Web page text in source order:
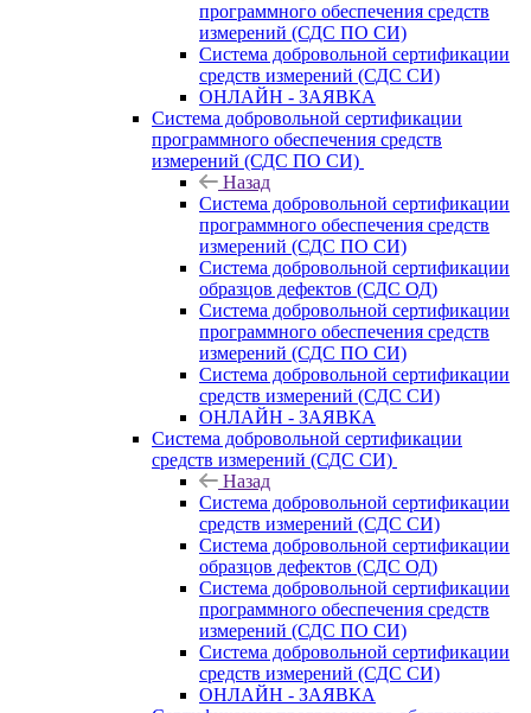
программного обеспечения средств
измерений (СДС ПО СИ)
Система добровольной сертификации
средств измерений (СДС СИ)
ОНЛАЙН - ЗАЯВКА
Система добровольной сертификации
программного обеспечения средств
измерений (СДС ПО СИ)
Назад
Система добровольной сертификации
программного обеспечения средств
измерений (СДС ПО СИ)
Система добровольной сертификации
образцов дефектов (СДС ОД)
Система добровольной сертификации
программного обеспечения средств
измерений (СДС ПО СИ)
Система добровольной сертификации
средств измерений (СДС СИ)
ОНЛАЙН - ЗАЯВКА
Система добровольной сертификации
средств измерений (СДС СИ)
Назад
Система добровольной сертификации
средств измерений (СДС СИ)
Система добровольной сертификации
образцов дефектов (СДС ОД)
Система добровольной сертификации
программного обеспечения средств
измерений (СДС ПО СИ)
Система добровольной сертификации
средств измерений (СДС СИ)
ОНЛАЙН - ЗАЯВКА